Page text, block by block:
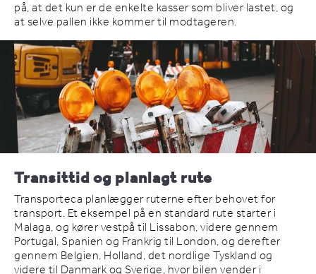
på, at det kun er de enkelte kasser som bliver lastet, og
at selve pallen ikke kommer til modtageren.
Transittid og planlagt rute
Transporteca planlægger ruterne efter behovet for
transport. Et eksempel på en standard rute starter i
Malaga, og kører vestpå til Lissabon, videre gennem
Portugal, Spanien og Frankrig til London, og derefter
gennem Belgien, Holland, det nordlige Tyskland og